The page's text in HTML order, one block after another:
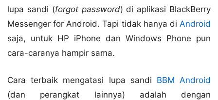
lupa sandi (forgot password) di aplikasi BlackBerry
Messenger for Android. Tapi tidak hanya di Android
saja, untuk HP iPhone dan Windows Phone pun
cara-caranya hampir sama.
Cara terbaik mengatasi lupa sandi BBM Android
(dan perangkat lainnya) adalah dengan